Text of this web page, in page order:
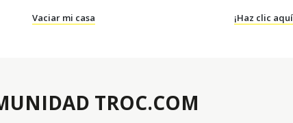
Vaciar mi casa ¡Haz clic
TROC.COM